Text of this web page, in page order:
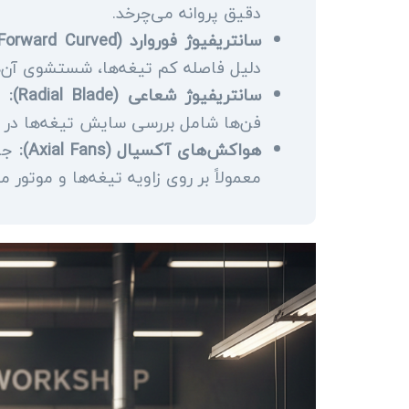
دقیق پروانه می‌چرخد.
سانتریفیوژ فوروارد (Forward Curved):
دلیل فاصله کم تیغه‌ها، شستشوی
سانتریفیوژ شعاعی (Radial Blade):
فن‌ها شامل بررسی سایش تیغه‌ها در
هواکش‌های آکسیال (Axial Fans):
معمولاً بر روی زاویه تیغه‌ها و